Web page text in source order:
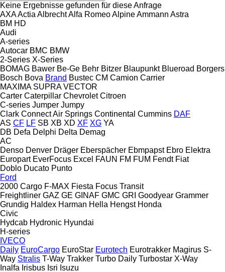
Keine Ergebnisse gefunden für diese Anfrage
AXAActia AlbrechtAlfa RomeoAlpineAmmann Astra
BM HD
Audi
A-series
Autocar BMC BMW
2-Series X-Series
BOMAG Bawer Be-Ge Behr Bitzer Blaupunkt Blueroad Borgers
Bosch Bova Brand Bustec CM Camion Carrier
MAXIMA SUPRA VECTOR
Carter Caterpillar Chevrolet Citroen
C-series Jumper Jumpy
Clark Connect Air Springs Continental Cummins DAF
AS CF LF SB XB XD XF XG YA
DB Defa Delphi Delta Demag
AC
Denso Denver Dräger Eberspächer Ebmpapst Ebro Elektra
Europart EverFocus Excel FAUN FM FUM Fendt Fiat
Doblo Ducato Punto
Ford
2000 Cargo F-MAX Fiesta Focus Transit
Freightliner GAZ GE GINAF GMC GRI Goodyear Grammer
Grundig Haldex Harman Hella Hengst Honda
Civic
Hydcab Hydronic Hyundai
H-series
IVECO
Daily EuroCargo EuroStar Eurotech Eurotrakker Magirus S-
Way Stralis T-Way Trakker Turbo Daily Turbostar X-Way
Inalfa Irisbus Isri Isuzu